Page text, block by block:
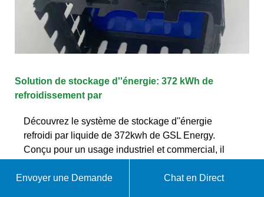
Solution de stockage d''énergie: 372 kWh de
refroidissement par
Découvrez le système de stockage d''énergie
refroidi par liquide de 372kwh de GSL Energy.
Conçu pour un usage industriel et commercial, il
Envoyer une Demande Chat en Direct